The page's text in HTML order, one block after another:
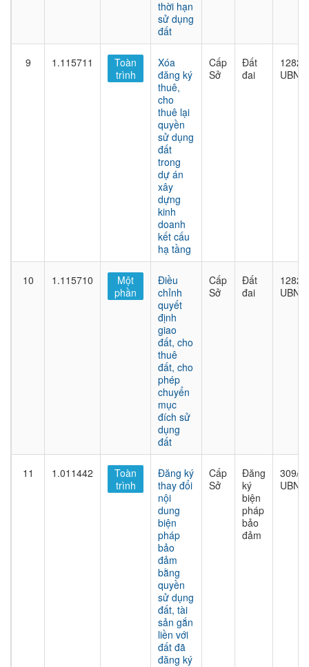
thời hạn
sử dụng
đất
9 1.115711
Toàn
trình
Xóa
đăng ký
thuê,
cho
thuê lại
quyền
sử dụng
đất
trong
dự án
xây
dựng
kinh
doanh
kết cấu
hạ tầng
Cấp
Sở
Đất
đai
1282/
UBND
10 1.115710
Một
phần
Điều
chỉnh
quyết
định
giao
đất, cho
thuê
đất, cho
phép
chuyển
mục
đích sử
dụng
đất
Cấp
Sở
Đất
đai
1282/
UBND
11 1.011442
Toàn
trình
Đăng ký
thay đổi
nội
dung
biện
pháp
bảo
đảm
bằng
quyền
sử dụng
đất, tài
sản gắn
liền với
đất đã
đăng ký
Cấp
Sở
Đăng
ký
biện
pháp
bảo
đảm
309/
UBND